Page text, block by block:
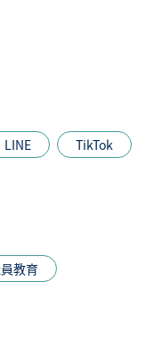
LINE
TikTok
教育